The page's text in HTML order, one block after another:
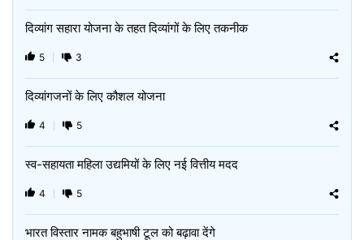
दिव्यांग सहारा योजना के तहत दिव्यांगों के लिए तकनीक
5 3
दिव्यांगजनों के लिए कौशल योजना
4 5
स्व-सहायता महिला उद्यमियों के लिए नई वित्तीय मदद
4 5
भारत विस्तार नामक बहुभाषी टूल को बढ़ावा देंगे